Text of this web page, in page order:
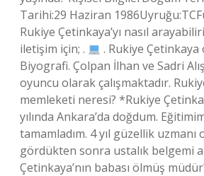
Tarihi:29 Haziran
Rukiye Çetinkaya’yı nasıl
iletişim için; .
. Rukiye Çetinkaya
Biyografi. Çolpan İlhan ve Sadri
oyuncu olarak çalışmaktadır.
memleketi neresi? *Rukiye
yılında Ankara’da doğdum.
tamamladım. 4 yıl güzellik
gördükten sonra ustalık belgemi
Çetinkaya’nın babası ölmüş